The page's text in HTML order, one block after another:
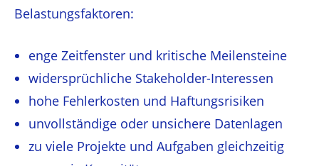
Belastungsfaktoren:
enge Zeitfenster und kritische Meilensteine
widersprüchliche Stakeholder-Interessen
hohe Fehlerkosten und Haftungsrisiken
unvollständige oder unsichere Datenlagen
zu viele Projekte und Aufgaben gleichzeitig